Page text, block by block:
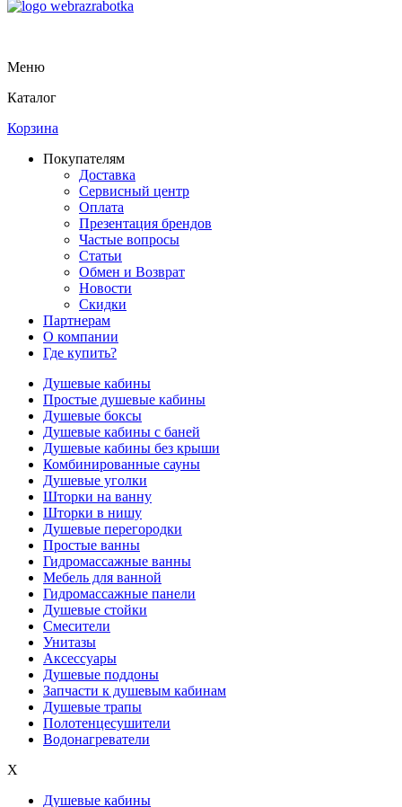
Меню
Каталог
Корзина
Покупателям
Доставка
Сервисный центр
Оплата
Презентация брендов
Частые вопросы
Статьи
Обмен и Возврат
Новости
Скидки
Партнерам
О компании
Где купить?
Душевые кабины
Простые душевые кабины
Душевые боксы
Душевые кабины с баней
Душевые кабины без крыши
Комбинированные сауны
Душевые уголки
Шторки на ванну
Шторки в нишу
Душевые перегородки
Простые ванны
Гидромассажные ванны
Мебель для ванной
Гидромассажные панели
Душевые стойки
Смесители
Унитазы
Аксессуары
Душевые поддоны
Запчасти к душевым кабинам
Душевые трапы
Полотенцесушители
Водонагреватели
X
Душевые кабины